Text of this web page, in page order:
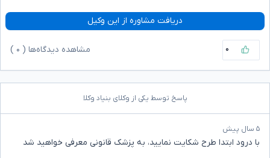
دریافت مشاوره از این وکیل
۰ مشاهده دیدگاه‌ها ( ۰
پاسخ توسط یکی از وکلای بنیاد وکلا
۵ سال پیش
با درود ابتدا طرح شکایت نمایید، به پزشک قانونی معرفی خواهید شد